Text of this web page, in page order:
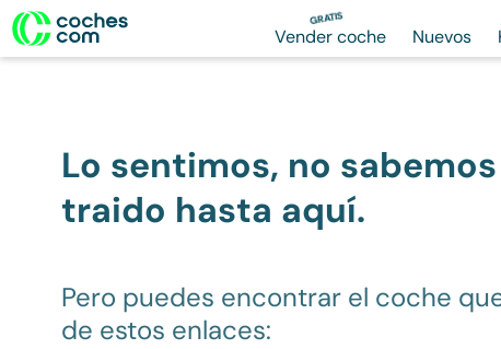
GRATIS
Vender coche Nuevos
Lo sentimos, no
traido hasta aquí.
Pero puedes encontrar el coche
de estos enlaces: